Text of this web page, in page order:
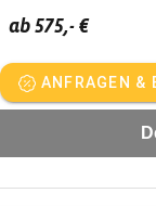
ab 575,- €
ANFRAGEN &